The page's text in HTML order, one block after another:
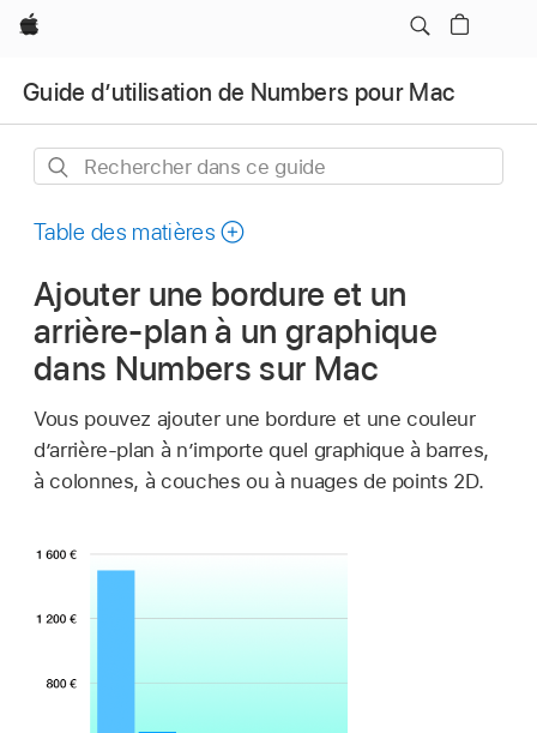
Apple
Guide d’utilisation de Numbers pour Mac
Rechercher
ce
Table des matières
Ajouter une bordure et un
arrière-plan à un graphique
dans Numbers sur Mac
Vous pouvez ajouter une bordure et une couleur
d’arrière-plan à n’importe quel graphique à barres,
à colonnes, à couches ou à nuages de points 2D.